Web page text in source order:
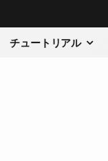
チュートリアル